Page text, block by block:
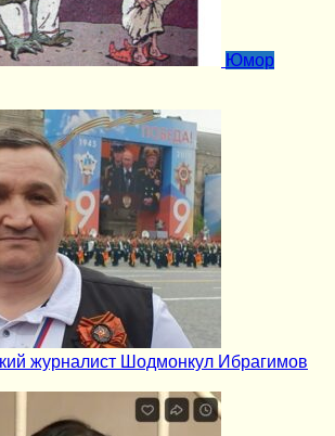
Юмор
журналист Шодмонкул Ибрагимов